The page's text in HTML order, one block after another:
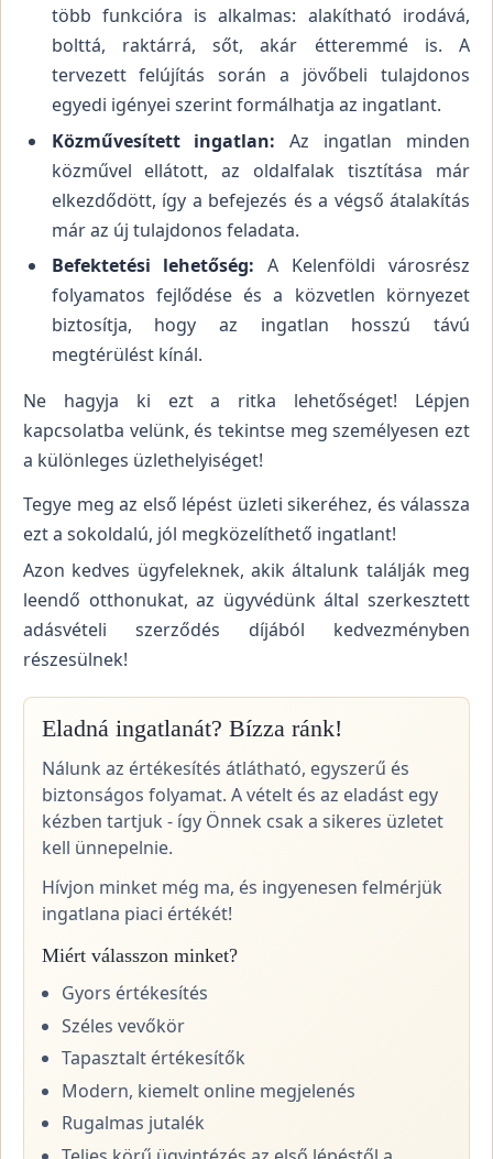
több funkcióra is alkalmas: alakítható irodává,
bolttá, raktárrá, sőt, akár étteremmé is. A
tervezett felújítás során a jövőbeli tulajdonos
egyedi igényei szerint formálhatja az ingatlant.
Közművesített ingatlan: Az ingatlan minden
közművel ellátott, az oldalfalak tisztítása már
elkezdődött, így a befejezés és a végső átalakítás
már az új tulajdonos feladata.
Befektetési lehetőség: A Kelenföldi városrész
folyamatos fejlődése és a közvetlen környezet
biztosítja, hogy az ingatlan hosszú távú
megtérülést kínál.
Ne hagyja ki ezt a ritka lehetőséget! Lépjen
kapcsolatba velünk, és tekintse meg személyesen ezt
a különleges üzlethelyiséget!
Tegye meg az első lépést üzleti sikeréhez, és válassza
ezt a sokoldalú, jól megközelíthető ingatlant!
Azon kedves ügyfeleknek, akik általunk találják meg
leendő otthonukat, az ügyvédünk által szerkesztett
adásvételi szerződés díjából kedvezményben
részesülnek!
Eladná ingatlanát? Bízza ránk!
Nálunk az értékesítés átlátható, egyszerű és
biztonságos folyamat. A vételt és az eladást egy
kézben tartjuk - így Önnek csak a sikeres üzletet
kell ünnepelnie.
Hívjon minket még ma, és ingyenesen felmérjük
ingatlana piaci értékét!
Miért válasszon minket?
Gyors értékesítés
Széles vevőkör
Tapasztalt értékesítők
Modern, kiemelt online megjelenés
Rugalmas jutalék